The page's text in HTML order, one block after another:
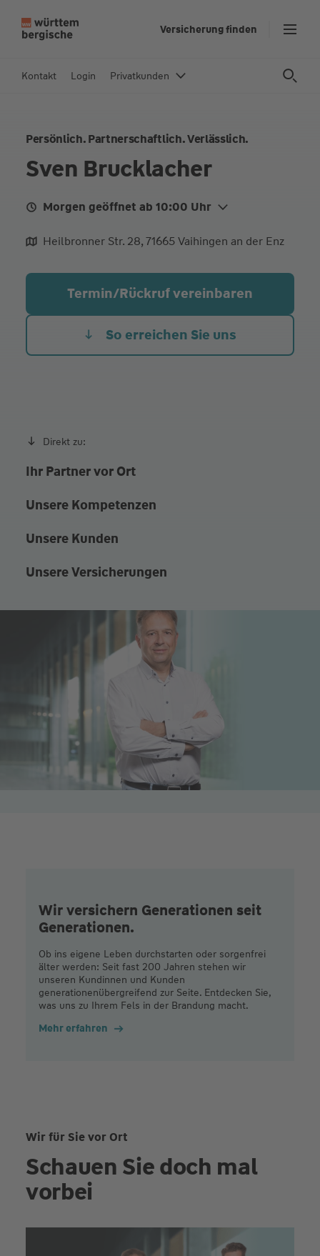
In
Versicherung finden
Kontakt Login Privatkunden
Persönlich. Partnerschaftlich. Verlässlich.
Sven Brucklacher
Morgen geöffnet ab 10:00 Uhr
Mo.
10:00 - 12:30
16:00 - 18:00
10:00 - 12:30
16:00 - 18:00
Termine auch nach Absprache
Heilbronner Str. 28, 71665 Vaihingen an der Enz
Termin/Rückruf vereinbaren
So erreichen Sie uns
Direkt zu:
Ihr Partner vor Ort
Unsere Kompetenzen
Unsere Kunden
Unsere Versicherungen
Wir versichern Generationen seit
Generationen.
Ob ins eigene Leben durchstarten oder sorgenfrei
älter werden: Seit fast 200 Jahren stehen wir
unseren Kundinnen und Kunden
generationenübergreifend zur Seite. Entdecken Sie,
was uns zu Ihrem Fels in der Brandung macht.
Mehr erfahren
Wir für Sie vor Ort
Schauen Sie doch mal
vorbei